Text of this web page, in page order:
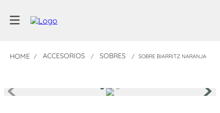
ACCESORIOS SOBRES SOBRE BIARRITZ NARANJA